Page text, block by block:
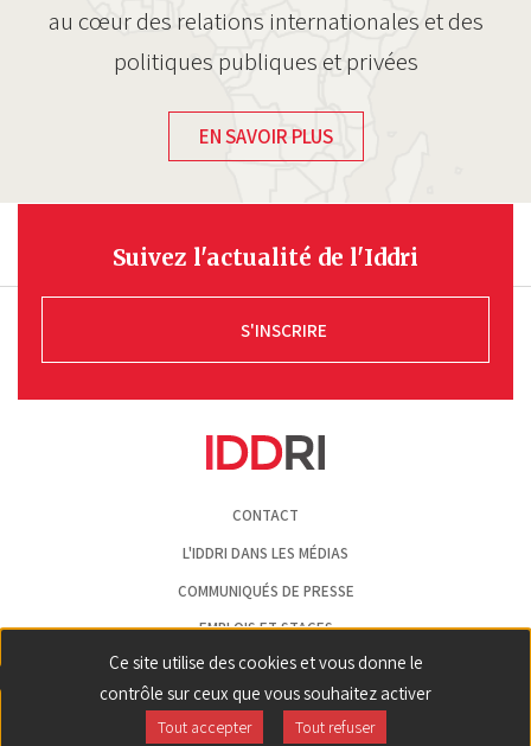
au cœur des relations internationales et des
politiques publiques et privées
EN SAVOIR PLUS
Suivez l'actualité de l'Iddri
S'INSCRIRE
CONTACT
L'IDDRI DANS LES MÉDIAS
COMMUNIQUÉS DE PRESSE
EMPLOIS ET STAGES
MENTIONS LÉGALES
GESTION DES COOKIES
Ce site utilise des cookies et vous donne le
contrôle sur ceux que vous souhaitez activer
Tout accepter Tout refuser